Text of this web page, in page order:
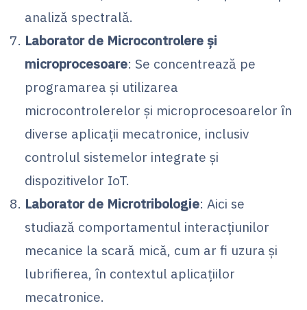
analiză spectrală.
Laborator de Microcontrolere și
microprocesoare: Se concentrează pe
programarea și utilizarea
microcontrolerelor și microprocesoarelor în
diverse aplicații mecatronice, inclusiv
controlul sistemelor integrate și
dispozitivelor IoT.
Laborator de Microtribologie: Aici se
studiază comportamentul interacțiunilor
mecanice la scară mică, cum ar fi uzura și
lubrifierea, în contextul aplicațiilor
mecatronice.